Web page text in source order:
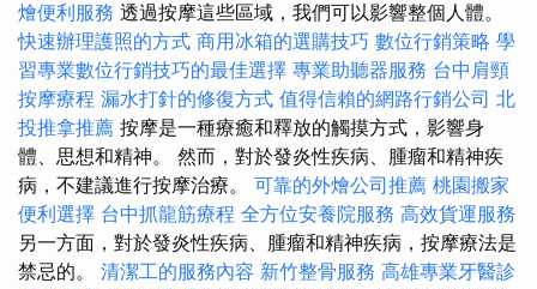
燴便利服務 透過按摩這些區域，我們可以影響整個人體。
快速辦理護照的方式 商用冰箱的選購技巧 數位行銷策略 學
習專業數位行銷技巧的最佳選擇 專業助聽器服務 台中肩頸
按摩療程 漏水打針的修復方式 值得信賴的網路行銷公司 北
投推拿推薦 按摩是一種療癒和釋放的觸摸方式，影響身
體、思想和精神。 然而，對於發炎性疾病、腫瘤和精神疾
病，不建議進行按摩治療。 可靠的外燴公司推薦 桃園搬家
便利選擇 台中抓龍筋療程 全方位安養院服務 高效貨運服務
另一方面，對於發炎性疾病、腫瘤和精神疾病，按摩療法是
禁忌的。 清潔工的服務內容 新竹整骨服務 高雄專業牙醫診